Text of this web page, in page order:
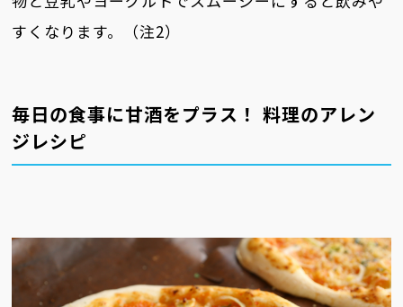
すくなります。（注2）
毎日の食事に甘酒をプラス！ 料理のアレン
ジレシピ